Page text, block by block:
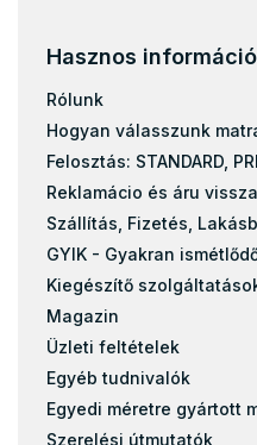
Hasznos
Rólunk
Hogyan válasszunk
Felosztás: STANDARD,
Reklamácio és áru
Szállítás, Fizetés,
GYIK - Gyakran
Kiegészítő
Magazin
Üzleti feltételek
Egyéb tudnivalók
Egyedi méretre gyártott
Szerelési útmutatók